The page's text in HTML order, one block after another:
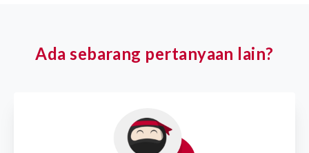
Ada sebarang pertanyaan lain?